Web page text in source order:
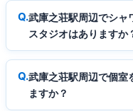
武庫之荘駅周辺でシャ
スタジオはありますか
武庫之荘駅周辺で個室
ますか？